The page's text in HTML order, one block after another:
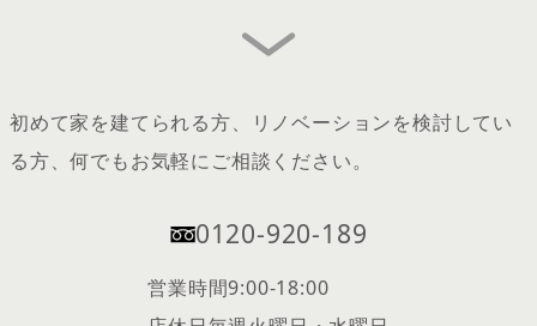
初めて家を建てられる方、リノベーションを検討してい
る方、何でもお気軽にご相談ください。
0120-920-189
営業時間9:00-18:00